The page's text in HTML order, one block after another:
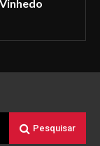
Pesquisar